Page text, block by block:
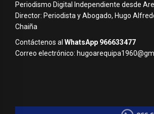
Periodismo Digital Independiente desde
Director: Periodista y Abogado, Hugo
Chaiña
Contáctenos al WhatsApp 966633477
Correo electrónico: